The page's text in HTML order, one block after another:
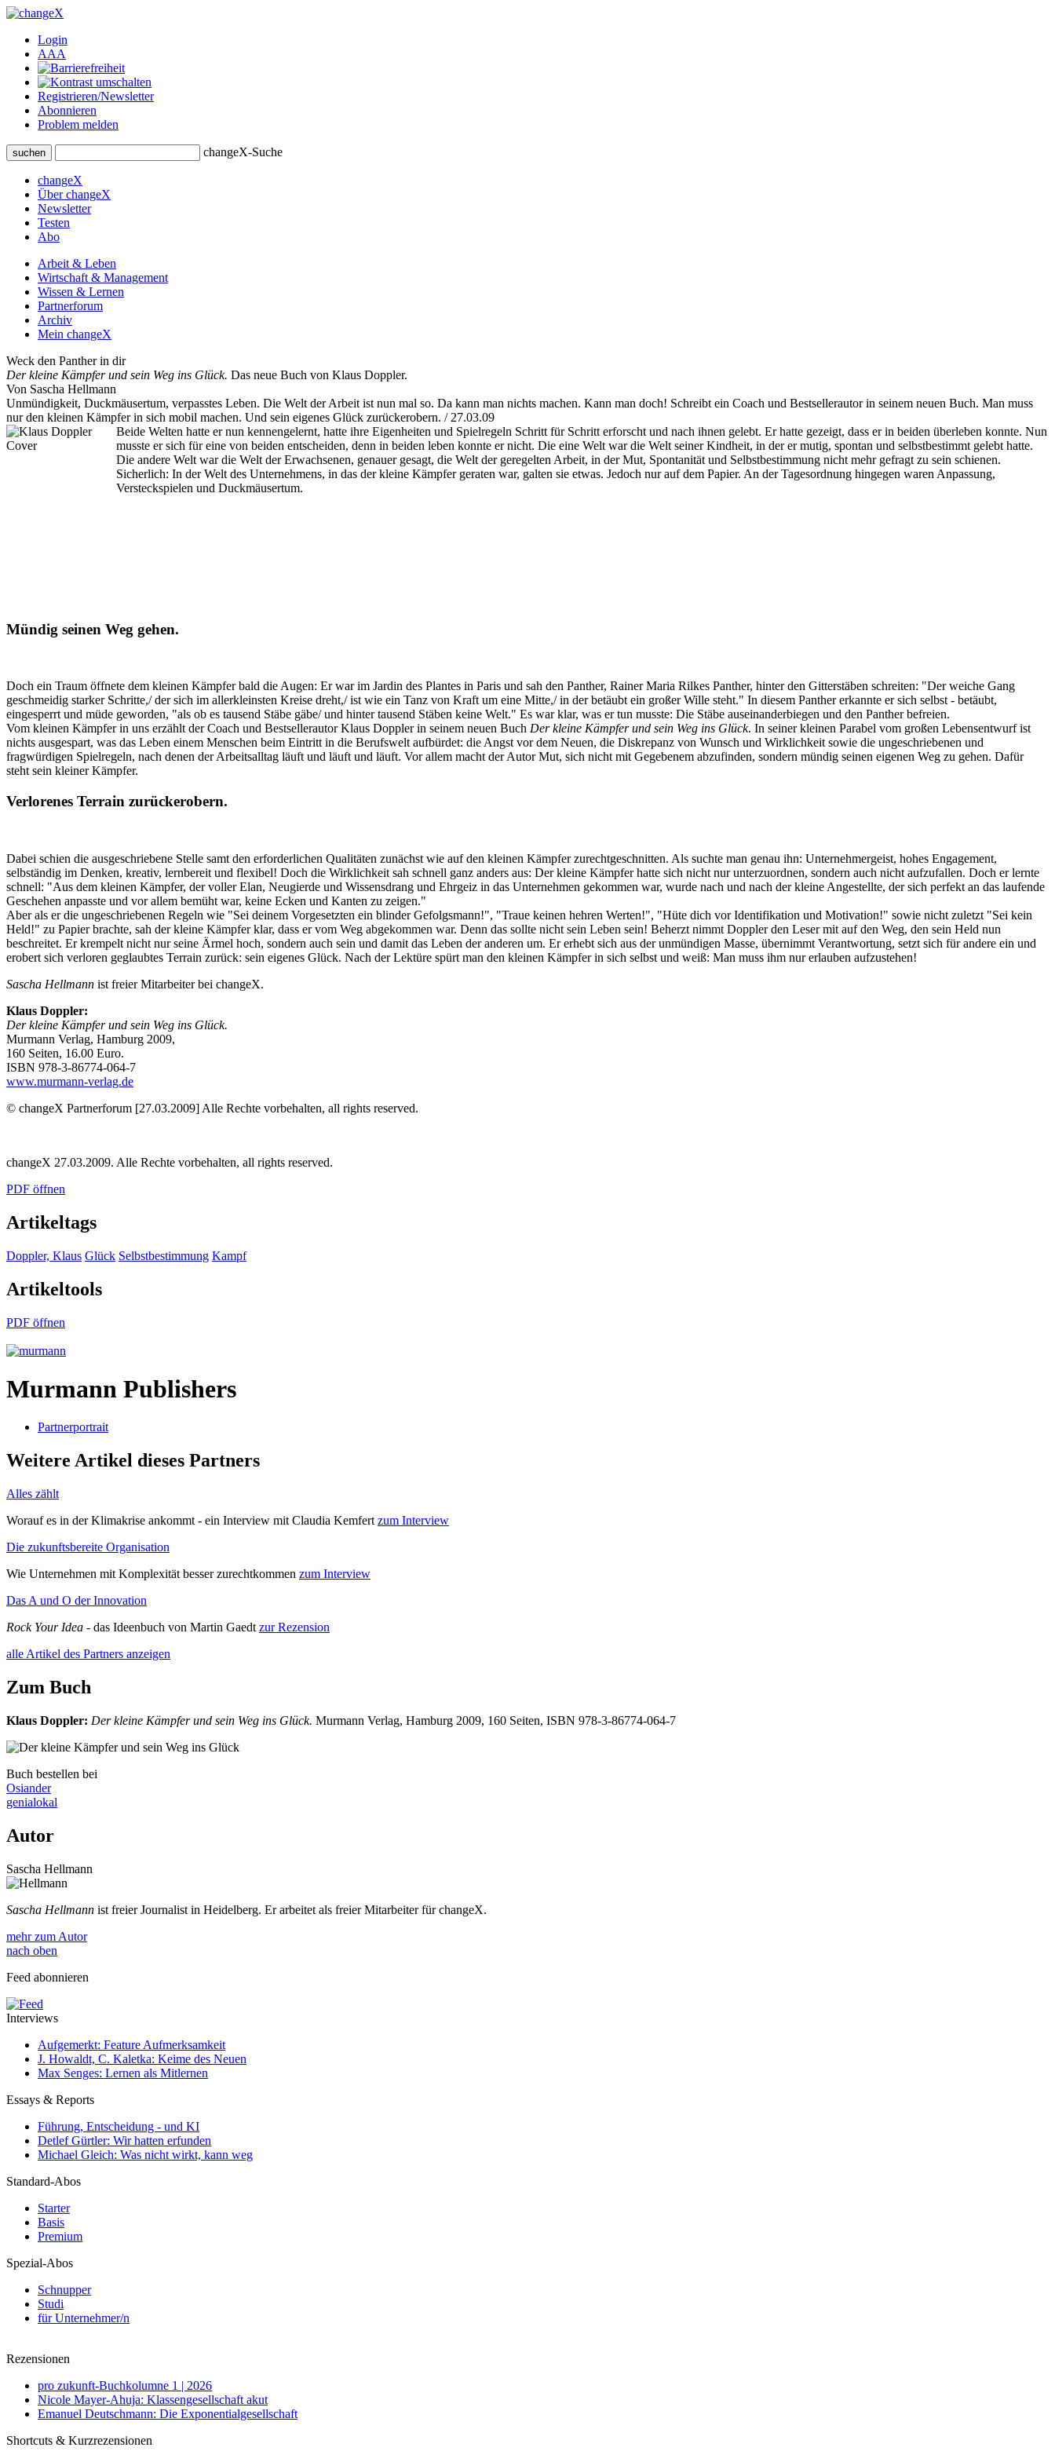
Login
AAA
Registrieren/Newsletter
Abonnieren
Problem melden
suchen changeX-Suche
changeX
Über changeX
Newsletter
Testen
Abo
Arbeit & Leben
Wirtschaft & Management
Wissen & Lernen
Partnerforum
Archiv
Mein changeX
Weck den Panther in dir
Der kleine Kämpfer und sein Weg ins Glück. Das neue Buch von Klaus Doppler.
Von Sascha Hellmann
Unmündigkeit, Duckmäusertum, verpasstes Leben. Die Welt der Arbeit ist nun mal so. Da kann man nichts machen. Kann man doch! Schreibt ein Coach und Bestsellerautor in seinem neuen Buch. Man muss
nur den kleinen Kämpfer in sich mobil machen. Und sein eigenes Glück zurückerobern. / 27.03.09
Beide Welten hatte er nun kennengelernt, hatte ihre Eigenheiten und Spielregeln Schritt für Schritt erforscht und nach ihnen gelebt. Er hatte gezeigt, dass er in beiden überleben konnte. Nun
musste er sich für eine von beiden entscheiden, denn in beiden leben konnte er nicht. Die eine Welt war die Welt seiner Kindheit, in der er mutig, spontan und selbstbestimmt gelebt hatte.
Die andere Welt war die Welt der Erwachsenen, genauer gesagt, die Welt der geregelten Arbeit, in der Mut, Spontanität und Selbstbestimmung nicht mehr gefragt zu sein schienen.
Sicherlich: In der Welt des Unternehmens, in das der kleine Kämpfer geraten war, galten sie etwas. Jedoch nur auf dem Papier. An der Tagesordnung hingegen waren Anpassung,
Versteckspielen und Duckmäusertum.
Mündig seinen Weg gehen.
Doch ein Traum öffnete dem kleinen Kämpfer bald die Augen: Er war im Jardin des Plantes in Paris und sah den Panther, Rainer Maria Rilkes Panther, hinter den Gitterstäben schreiten: "Der weiche Gang
geschmeidig starker Schritte,/ der sich im allerkleinsten Kreise dreht,/ ist wie ein Tanz von Kraft um eine Mitte,/ in der betäubt ein großer Wille steht." In diesem Panther erkannte er sich selbst - betäubt,
eingesperrt und müde geworden, "als ob es tausend Stäbe gäbe/ und hinter tausend Stäben keine Welt." Es war klar, was er tun musste: Die Stäbe auseinanderbiegen und den Panther befreien.
Vom kleinen Kämpfer in uns erzählt der Coach und Bestsellerautor Klaus Doppler in seinem neuen Buch Der kleine Kämpfer und sein Weg ins Glück. In seiner kleinen Parabel vom großen Lebensentwurf ist
nichts ausgespart, was das Leben einem Menschen beim Eintritt in die Berufswelt aufbürdet: die Angst vor dem Neuen, die Diskrepanz von Wunsch und Wirklichkeit sowie die ungeschriebenen und
fragwürdigen Spielregeln, nach denen der Arbeitsalltag läuft und läuft und läuft. Vor allem macht der Autor Mut, sich nicht mit Gegebenem abzufinden, sondern mündig seinen eigenen Weg zu gehen. Dafür
steht sein kleiner Kämpfer.
Verlorenes Terrain zurückerobern.
Dabei schien die ausgeschriebene Stelle samt den erforderlichen Qualitäten zunächst wie auf den kleinen Kämpfer zurechtgeschnitten. Als suchte man genau ihn: Unternehmergeist, hohes Engagement,
selbständig im Denken, kreativ, lernbereit und flexibel! Doch die Wirklichkeit sah schnell ganz anders aus: Der kleine Kämpfer hatte sich nicht nur unterzuordnen, sondern auch nicht aufzufallen. Doch er lernte
schnell: "Aus dem kleinen Kämpfer, der voller Elan, Neugierde und Wissensdrang und Ehrgeiz in das Unternehmen gekommen war, wurde nach und nach der kleine Angestellte, der sich perfekt an das laufende
Geschehen anpasste und vor allem bemüht war, keine Ecken und Kanten zu zeigen."
Aber als er die ungeschriebenen Regeln wie "Sei deinem Vorgesetzten ein blinder Gefolgsmann!", "Traue keinen hehren Werten!", "Hüte dich vor Identifikation und Motivation!" sowie nicht zuletzt "Sei kein
Held!" zu Papier brachte, sah der kleine Kämpfer klar, dass er vom Weg abgekommen war. Denn das sollte nicht sein Leben sein! Beherzt nimmt Doppler den Leser mit auf den Weg, den sein Held nun
beschreitet. Er krempelt nicht nur seine Ärmel hoch, sondern auch sein und damit das Leben der anderen um. Er erhebt sich aus der unmündigen Masse, übernimmt Verantwortung, setzt sich für andere ein und
erobert sich verloren geglaubtes Terrain zurück: sein eigenes Glück. Nach der Lektüre spürt man den kleinen Kämpfer in sich selbst und weiß: Man muss ihm nur erlauben aufzustehen!
Sascha Hellmann ist freier Mitarbeiter bei changeX.
Klaus Doppler:
Der kleine Kämpfer und sein Weg ins Glück.
Murmann Verlag, Hamburg 2009,
160 Seiten, 16.00 Euro.
ISBN 978-3-86774-064-7
www.murmann-verlag.de
© changeX Partnerforum [27.03.2009] Alle Rechte vorbehalten, all rights reserved.
changeX 27.03.2009. Alle Rechte vorbehalten, all rights reserved.
PDF öffnen
Artikeltags
Doppler, Klaus Glück Selbstbestimmung Kampf
Artikeltools
PDF öffnen
Murmann Publishers
Partnerportrait
Weitere Artikel dieses Partners
Alles zählt
Worauf es in der Klimakrise ankommt - ein Interview mit Claudia Kemfert zum Interview
Die zukunftsbereite Organisation
Wie Unternehmen mit Komplexität besser zurechtkommen zum Interview
Das A und O der Innovation
Rock Your Idea - das Ideenbuch von Martin Gaedt zur Rezension
alle Artikel des Partners anzeigen
Zum Buch
Klaus Doppler: Der kleine Kämpfer und sein Weg ins Glück. Murmann Verlag, Hamburg 2009, 160 Seiten, ISBN 978-3-86774-064-7
Buch bestellen bei
Osiander
genialokal
Autor
Sascha Hellmann
Sascha Hellmann ist freier Journalist in Heidelberg. Er arbeitet als freier Mitarbeiter für changeX.
mehr zum Autor
nach oben
Feed abonnieren
Interviews
Aufgemerkt: Feature Aufmerksamkeit
J. Howaldt, C. Kaletka: Keime des Neuen
Max Senges: Lernen als Mitlernen
Essays & Reports
Führung, Entscheidung - und KI
Detlef Gürtler: Wir hatten erfunden
Michael Gleich: Was nicht wirkt, kann weg
Standard-Abos
Starter
Basis
Premium
Spezial-Abos
Schnupper
Studi
für Unternehmer/n
Rezensionen
pro zukunft-Buchkolumne 1 | 2026
Nicole Mayer-Ahuja: Klassengesellschaft akut
Emanuel Deutschmann: Die Exponentialgesellschaft
Shortcuts & Kurzrezensionen